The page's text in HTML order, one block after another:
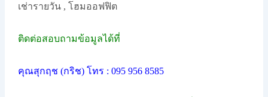
เช่ารายวัน , โฮมออฟฟิต
ติดต่อสอบถามข้อมูลได้ที่
คุณสุกฤช (กริช) โทร : 095 956 8585